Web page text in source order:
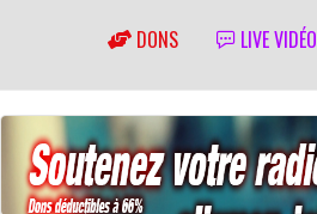
DONS LIVE VIDÉO